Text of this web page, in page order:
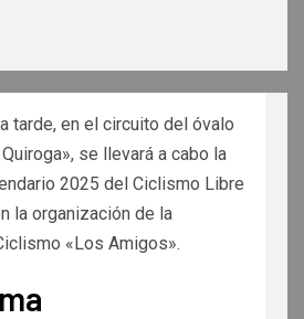
tarde, en el circuito del óvalo
se llevará a cabo la
2025 del Ciclismo Libre
la organización de la
«Los Amigos».